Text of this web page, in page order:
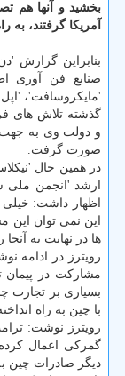
بخشید و آنها هم
آمریكا گرفتند، به
صنایع فن آوری
'مایكروسافت'،
گذشته تلاش های
و دولت وی به جهت
صورت گرفت.
ارشد 'انجمن ملی
اظهار داشت: خیلی
این نمی توان این
ها در نهایت به
رویترز در ادامه
بسیاری بر تجارت
با چین به راه
دیگر صادرات چین